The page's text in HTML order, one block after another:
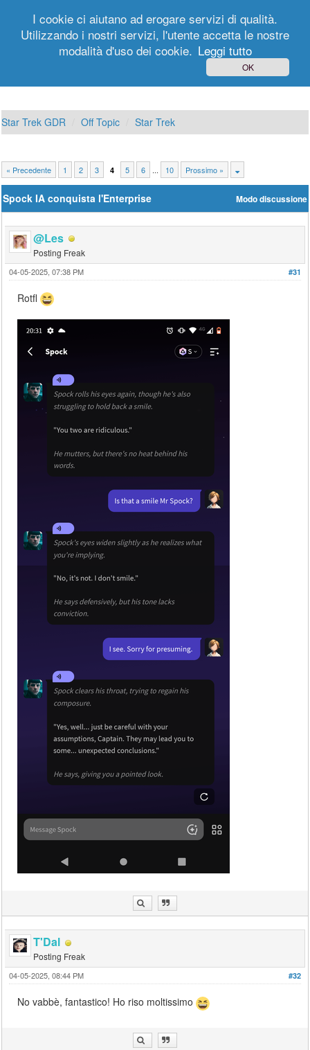
Registrati
Star Trek GDR Off Topic Star Trek
« Precedente 1 2 3 4 5 6 ... 10 Prossimo »
Modo discussione
Spock IA conquista l'Enterprise
@Les
Posting Freak
#31
04-05-2025, 07:38 PM
Rotfl
T'Dal
Posting Freak
#32
04-05-2025, 08:44 PM
No vabbè, fantastico! Ho riso moltissimo
I cookie ci aiutano ad erogare servizi di qualità.
Utilizzando i nostri servizi, l'utente accetta le nostre
modalità d'uso dei cookie. Leggi tutto
OK